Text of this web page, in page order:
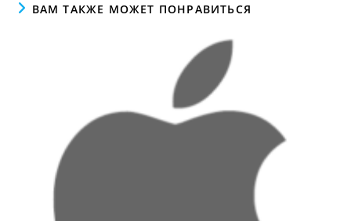
ВАМ ТАКЖЕ МОЖЕТ ПОНРАВИТЬСЯ